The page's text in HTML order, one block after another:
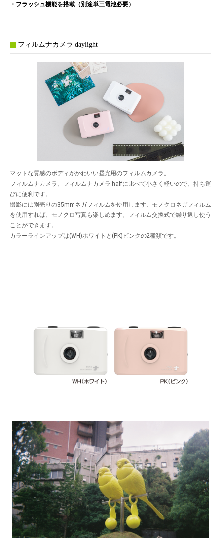
・フラッシュ機能を搭載（別途単三電池必要）
フィルムナカメラ daylight
マットな質感のボディがかわいい昼光用のフィルムカメラ。
フィルムナカメラ、フィルムナカメラ halfに比べて小さく軽いので、持ち運
びに便利です。
撮影には別売りの35mmネガフィルムを使用します。モノクロネガフィルム
を使用すれば、モノクロ写真も楽しめます。フィルム交換式で繰り返し使う
ことができます。
カラーラインアップは(WH)ホワイトと(PK)ピンクの2種類です。